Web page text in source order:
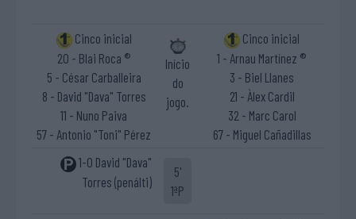
Cinco inicial
20 - Blai Roca ®
5 - César Carballeira
8 - David "Dava" Torres
11 - Nuno Paiva
57 - Antonio "Toni" Pérez
Início
do
jogo.
Cinco inicial
1 - Arnau Martínez ®
3 - Biel Llanes
21 - Àlex Cardil
32 - Marc Carol
67 - Miguel Cañadillas
1-0 David "Dava"
Torres (penálti)
5'
1ªP